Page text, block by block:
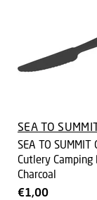
SEA TO SUMMIT
SEA TO SUMMIT
Cutlery Camping
Charcoal
€1,00